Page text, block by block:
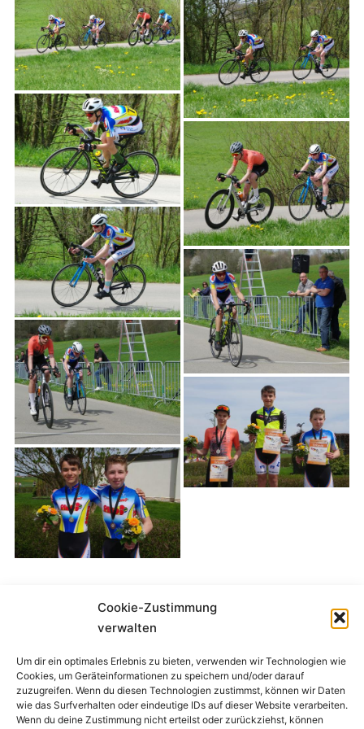
Cookie-Zustimmung
verwalten
Um dir ein optimales Erlebnis zu bieten, verwenden wir Technologien wie
Cookies, um Geräteinformationen zu speichern und/oder darauf
zuzugreifen. Wenn du diesen Technologien zustimmst, können wir Daten
wie das Surfverhalten oder eindeutige IDs auf dieser Website verarbeiten.
Wenn du deine Zustimmung nicht erteilst oder zurückziehst, können
Impressum